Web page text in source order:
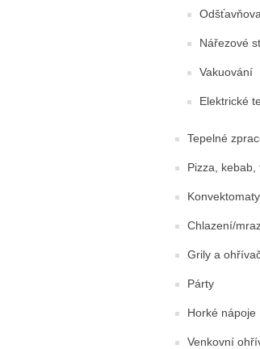
Nářezové
Vakuování
Elektrické
Tepelné
Pizza, kebab,
Chlazení/
Grily a
Párty
Horké nápoje
Venkovní